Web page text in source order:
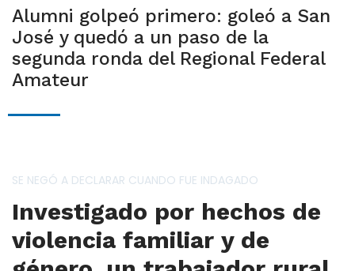
Alumni golpeó primero: goleó a San
José y quedó a un paso de la
segunda ronda del Regional Federal
Amateur
SE NEGÓ A DECLARAR CUANDO FUE INDAGADO
Investigado por hechos de
violencia familiar y de